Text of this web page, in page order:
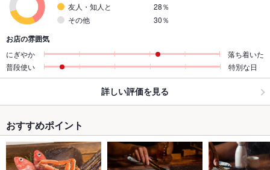
友人・知人と
28％
その他
30％
お店の雰囲気
にぎやか
落ち着いた
普段使い
特別な日
詳しい評価を見る
おすすめポイント